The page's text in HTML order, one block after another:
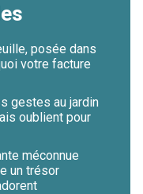
posée dans
votre facture
gestes au jardin
oublient pour
méconnue
un trésor